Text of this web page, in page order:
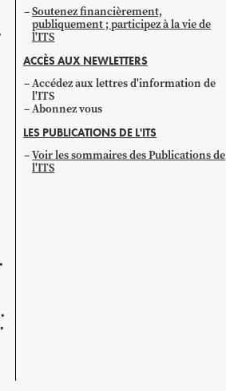
Soutenez financièrement,
publiquement ; participez à la vie de
l'ITS
ACCÈS AUX NEWLETTERS
Accédez aux lettres d'information de
l'ITS
Abonnez vous
LES PUBLICATIONS DE L'ITS
Voir les sommaires des Publications de
l'ITS